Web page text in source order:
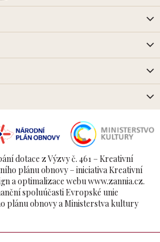
dotace z Výzvy č. 461 – Kreativní
plánu obnovy – iniciativa Kreativní
a optimalizace webu www.zannia.cz.
spoluúčasti Evropské unie
plánu obnovy a Ministerstva kultury